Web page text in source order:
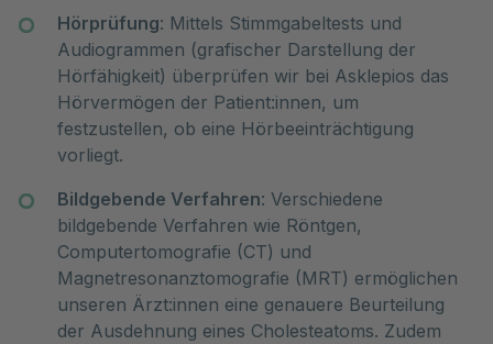
Hörprüfung: Mittels Stimmgabeltests und
Audiogrammen (grafischer Darstellung der
Hörfähigkeit) überprüfen wir bei Asklepios das
Hörvermögen der Patient:innen, um
festzustellen, ob eine Hörbeeinträchtigung
vorliegt.
Bildgebende Verfahren: Verschiedene
bildgebende Verfahren wie Röntgen,
Computertomografie (CT) und
Magnetresonanztomografie (MRT) ermöglichen
unseren Ärzt:innen eine genauere Beurteilung
der Ausdehnung eines Cholesteatoms. Zudem